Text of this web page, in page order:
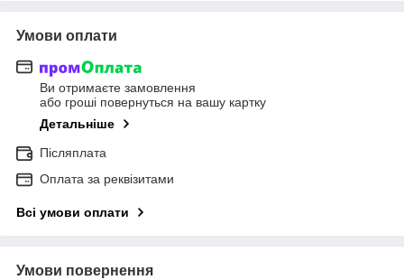
Умови оплати
Ви отримаєте замовлення
або гроші повернуться на вашу картку
Детальніше
Післяплата
Оплата за реквізитами
Всі умови оплати
Умови повернення